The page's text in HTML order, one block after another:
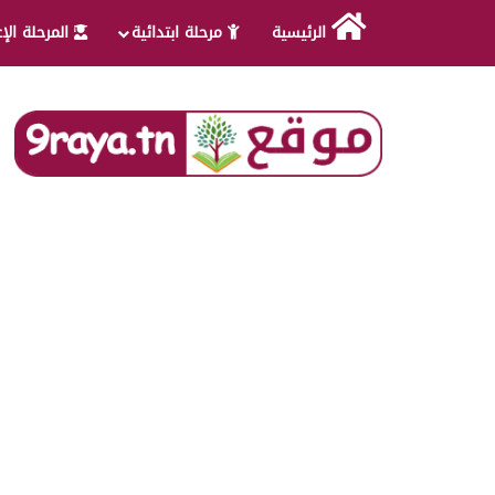
الرئيسية مرحلة ابتدائية المرحلة